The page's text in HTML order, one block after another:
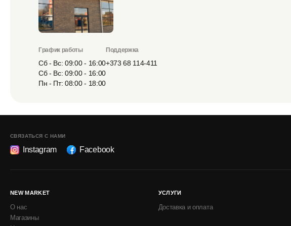
График работы
Сб - Вс: 09:00 - 16:00
Сб - Вс: 09:00 - 16:00
Пн - Пт: 08:00 - 18:00
Поддержка
+373 68 114-411
СВЯЗАТЬСЯ С НАМИ
Instagram Facebook
NEW MARKET
О нас
Магазины
УСЛУГИ
Доставка и оплата